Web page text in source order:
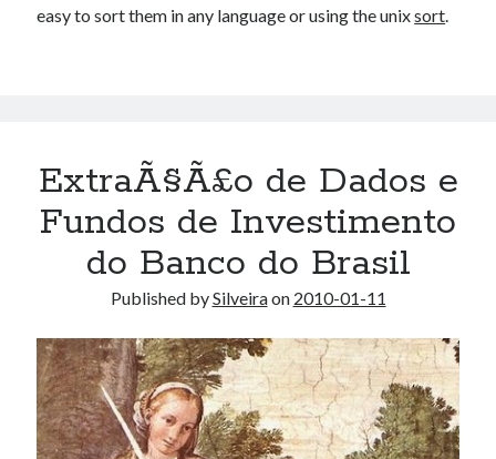
easy to sort them in any language or using the unixsort
ExtraÃ§Ã£o de Dados e
Fundos de Investimento
do Banco do Brasil
Published bySilveiraon 2010-01-11